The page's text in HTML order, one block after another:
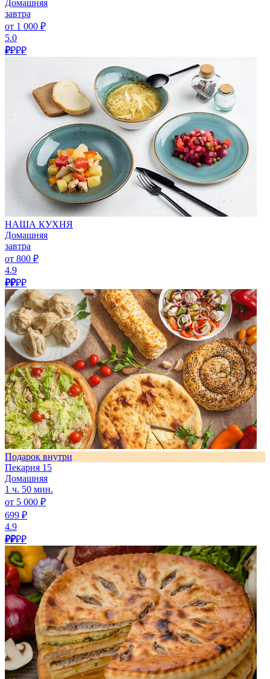
Домашняя
завтра
от 1 000 ₽
5.0
₽₽₽₽
НАША КУХНЯ
Домашняя
завтра
от 800 ₽
4.9
₽₽₽₽
Подарок внутри
Пекарня 15
Домашняя
1 ч. 50 мин.
от 5 000 ₽
699 ₽
4.9
₽₽₽₽